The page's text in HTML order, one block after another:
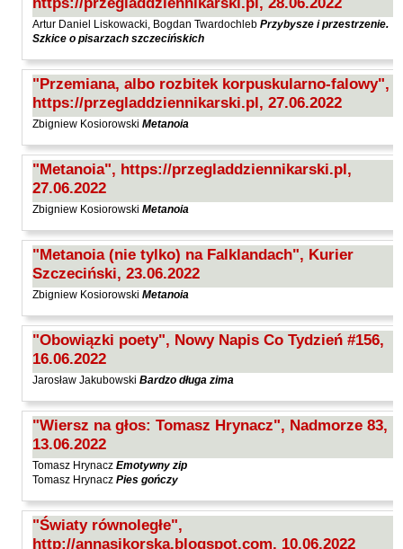
Artur Daniel Liskowacki, Bogdan Twardochleb Przybysze i przestrzenie.
Szkice o pisarzach szczecińskich
"Przemiana, albo rozbitek korpuskularno-falowy",
https://przegladdziennikarski.pl, 27.06.2022
Zbigniew Kosiorowski Metanoia
"Metanoia", https://przegladdziennikarski.pl,
27.06.2022
Zbigniew Kosiorowski Metanoia
"Metanoia (nie tylko) na Falklandach", Kurier
Szczeciński, 23.06.2022
Zbigniew Kosiorowski Metanoia
"Obowiązki poety", Nowy Napis Co Tydzień #156,
16.06.2022
Jarosław Jakubowski Bardzo długa zima
"Wiersz na głos: Tomasz Hrynacz", Nadmorze 83,
13.06.2022
Tomasz Hrynacz Emotywny zip
Tomasz Hrynacz Pies gończy
"Światy równoległe",
http://annasikorska.blogspot.com, 10.06.2022